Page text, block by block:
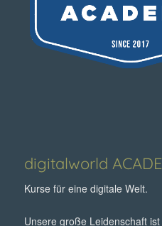
digitalworld
Kurse für eine digitale Welt.
Unsere große Leidenschaft